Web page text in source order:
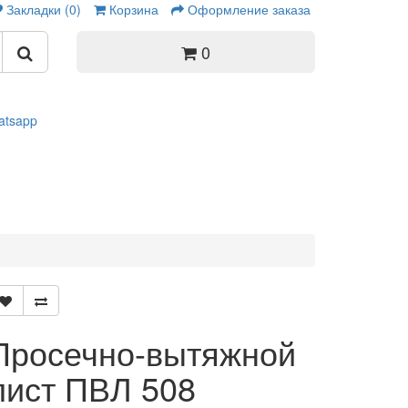
Закладки (0) Корзина Оформление заказа
0
вытяжной
ПВЛ 508